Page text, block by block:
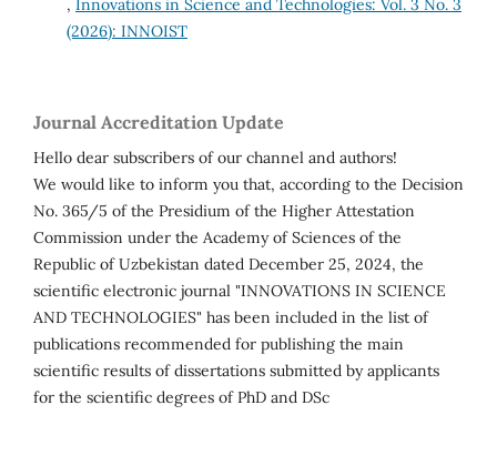
, Innovations in Science and Technologies: Vol. 3 No. 3
(2026): INNOIST
Journal Accreditation Update
Hello dear subscribers of our channel and authors!
We would like to inform you that, according to the Decision
No. 365/5 of the Presidium of the Higher Attestation
Commission under the Academy of Sciences of the
Republic of Uzbekistan dated December 25, 2024, the
scientific electronic journal "INNOVATIONS IN SCIENCE
AND TECHNOLOGIES" has been included in the list of
publications recommended for publishing the main
scientific results of dissertations submitted by applicants
for the scientific degrees of PhD and DSc